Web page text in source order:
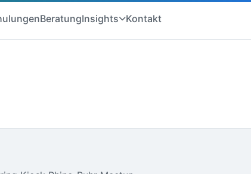
BeratungInsights Kontakt